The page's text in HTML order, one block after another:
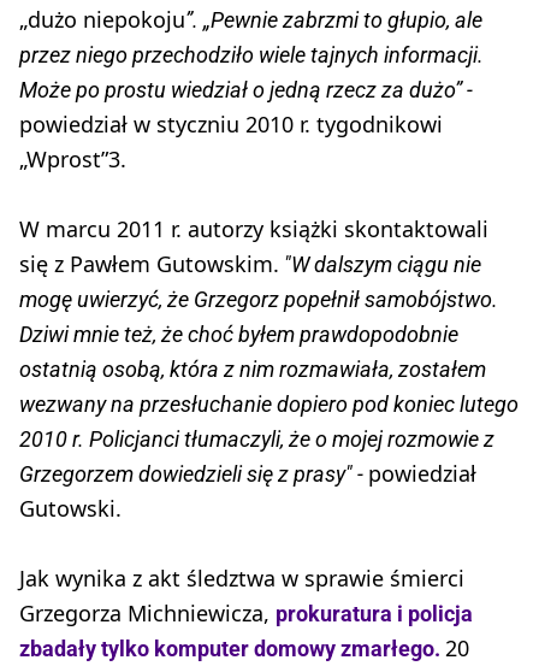
„dużo niepokoju”. „Pewnie zabrzmi to głupio, ale
przez niego przechodziło wiele tajnych informacji.
Może po prostu wiedział o jedną rzecz za dużo” -
powiedział w styczniu 2010 r. tygodnikowi
„Wprost”3.
W marcu 2011 r. autorzy książki skontaktowali
się z Pawłem Gutowskim. "W dalszym ciągu nie
mogę uwierzyć, że Grzegorz popełnił samobójstwo.
Dziwi mnie też, że choć byłem prawdopodobnie
ostatnią osobą, która z nim rozmawiała, zostałem
wezwany na przesłuchanie dopiero pod koniec lutego
2010 r. Policjanci tłumaczyli, że o mojej rozmowie z
Grzegorzem dowiedzieli się z prasy" - powiedział
Gutowski.
Jak wynika z akt śledztwa w sprawie śmierci
Grzegorza Michniewicza, prokuratura i policja
zbadały tylko komputer domowy zmarłego. 20